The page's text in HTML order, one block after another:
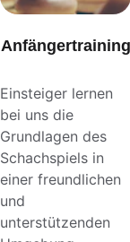
Anfängertraining
Einsteiger lernen
bei uns die
Grundlagen des
Schachspiels in
einer freundlichen
und
unterstützenden